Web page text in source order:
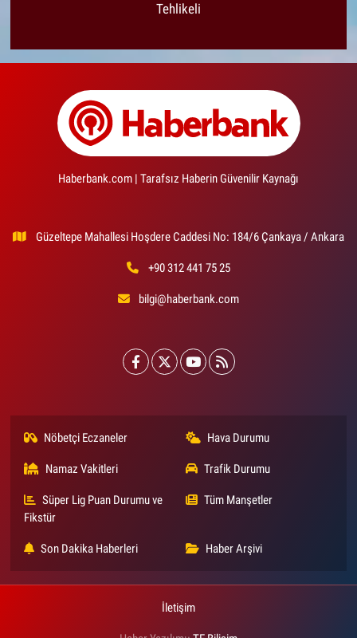
Tehlikeli
Haberbank.com | Tarafsız Haberin Güvenilir Kaynağı
Güzeltepe Mahallesi Hoşdere Caddesi No: 184/6 Çankaya / Ankara
+90 312 441 75 25
bilgi@haberbank.com
Nöbetçi Eczaneler Hava Durumu
Namaz Vakitleri Trafik Durumu
Süper Lig Puan Durumu ve
Fikstür
Tüm Manşetler
Son Dakika Haberleri Haber Arşivi
İletişim